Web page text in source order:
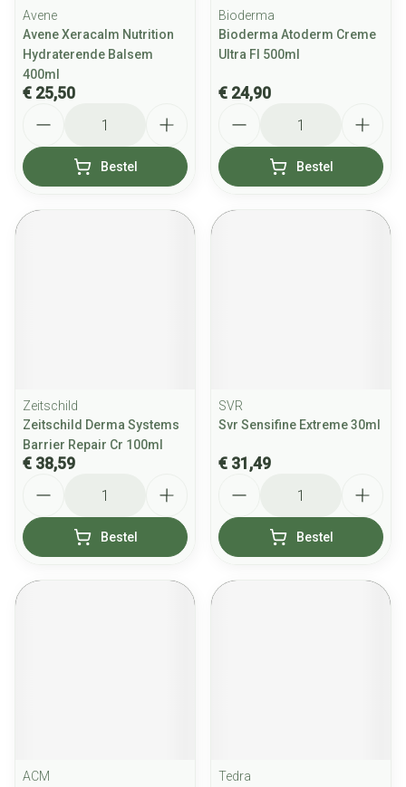
Avene
Avene Xeracalm Nutrition
Hydraterende Balsem
400ml
€ 25,50
Bestel
Bioderma
Bioderma Atoderm Creme
Ultra Fl 500ml
€ 24,90
Bestel
Zeitschild
Zeitschild Derma Systems
Barrier Repair Cr 100ml
€ 38,59
Bestel
SVR
Svr Sensifine Extreme 30ml
€ 31,49
Bestel
ACM
Tedra